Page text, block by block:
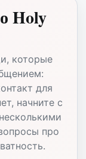
Holy
которые
для
начните с
про